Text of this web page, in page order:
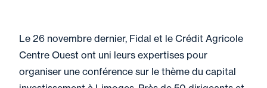
Le 26 novembre dernier, Fidal et le Crédit Agricole
Centre Ouest ont uni leurs expertises pour
organiser une conférence sur le thème du capital